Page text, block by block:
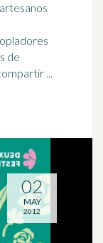
de
...
02
MAY
2012